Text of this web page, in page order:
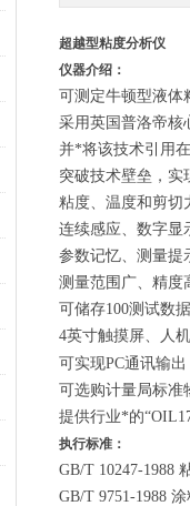
超越型粘度分析仪
仪器介绍：
可测定牛顿型液体
采用英国普洛帝核
并*将该技术引用
突破技术壁垒，实
粘度、温度和剪切
连续感应、数字显
参数记忆、测量提
测量范围广、精度
可储存100测试数
4英寸触摸屏、
人
可实现PC通讯输
可选购计量局标准
提供行业*的“
执行标准：
GB/T 10247-1988
GB/T 9751-1988